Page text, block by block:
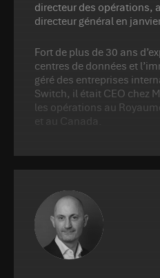
directeur des opérations,
directeur général en
Fort de plus de 30 ans
centres de données et
géré des entreprises
Switch, il était CEO chez
les opérations au
et au Canada.